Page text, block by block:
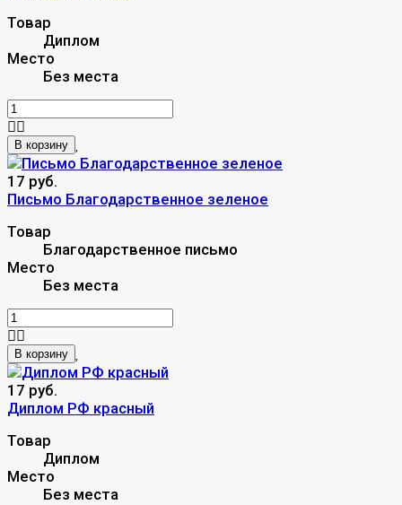
Товар
Диплом
Место
Без места
В корзину
17 руб.
Письмо Благодарственное зеленое
Товар
Благодарственное письмо
Место
Без места
В корзину
17 руб.
Диплом РФ красный
Товар
Диплом
Место
Без места